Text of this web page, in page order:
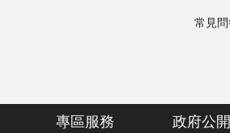
常見
專區服務 政府公